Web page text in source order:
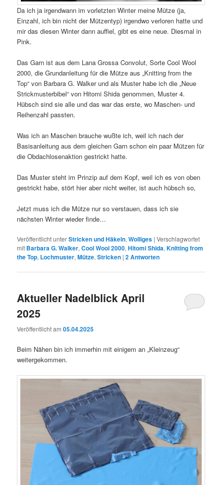
Da ich ja irgendwann im vorletzten Winter meine Mütze (ja,
Einzahl, ich bin nicht der Mützentyp) irgendwo verloren hatte und
mir das diesen Winter dann auffiel, gibt es eine neue. Diesmal in
Pink.
Das Garn ist aus dem Lana Grossa Convolut, Sorte Cool Wool
2000, die Grundanleitung für die Mütze aus „Knitting from the
Top“ von Barbara G. Walker und als Muster habe ich die „Neue
Strickmusterbibel“ von Hitomi Shida genommen, Muster 4.
Hübsch sind sie alle und das war das erste, wo Maschen- und
Reihenzahl passten.
Was ich an Maschen brauche wußte ich, weil ich nach der
Basisanleitung aus dem gleichen Garn schon ein paar Mützen für
die Obdachlosenaktion gestrickt hatte.
Das Muster steht im Prinzip auf dem Kopf, weil ich es von oben
gestrickt habe, stört hier aber nicht weiter, ist auch hübsch so,
Jetzt muss ich die Mütze nur so verstauen, dass ich sie
nächsten Winter wieder finde…
Veröffentlicht unterStricken und Häkeln,Wolliges |Verschlagwortet
mit Barbara G. Walker,Cool Wool 2000,Hitomi Shida,Knitting from
the Top, Lochmuster,Mütze,Stricken |2Antworten
Aktueller Nadelblick April
2025
Veröffentlicht am05.04.2025
Beim Nähen bin ich immerhin mit einigem an „Kleinzeug“
weitergekommen.